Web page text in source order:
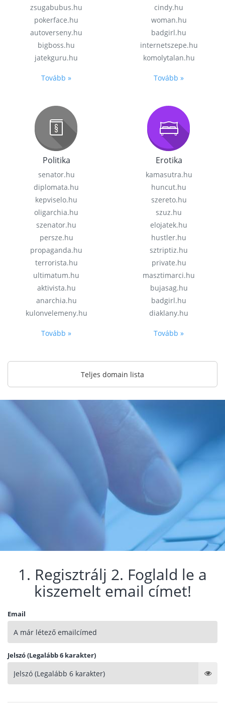
zsugabubus.hu
pokerface.hu
autoverseny.hu
bigboss.hu
jatekguru.hu
Tovább »
cindy.hu
woman.hu
badgirl.hu
internetszepe.hu
komolytalan.hu
Tovább »
Politika
senator.hu
diplomata.hu
kepviselo.hu
oligarchia.hu
szenator.hu
persze.hu
propaganda.hu
terrorista.hu
ultimatum.hu
aktivista.hu
anarchia.hu
kulonvelemeny.hu
Tovább »
Erotika
kamasutra.hu
huncut.hu
szereto.hu
szuz.hu
elojatek.hu
hustler.hu
sztriptiz.hu
private.hu
masztimarci.hu
bujasag.hu
badgirl.hu
diaklany.hu
Tovább »
Teljes domain lista
1. Regisztrálj 2. Foglald le a
kiszemelt email címet!
Email
Jelszó (Legalább 6 karakter)